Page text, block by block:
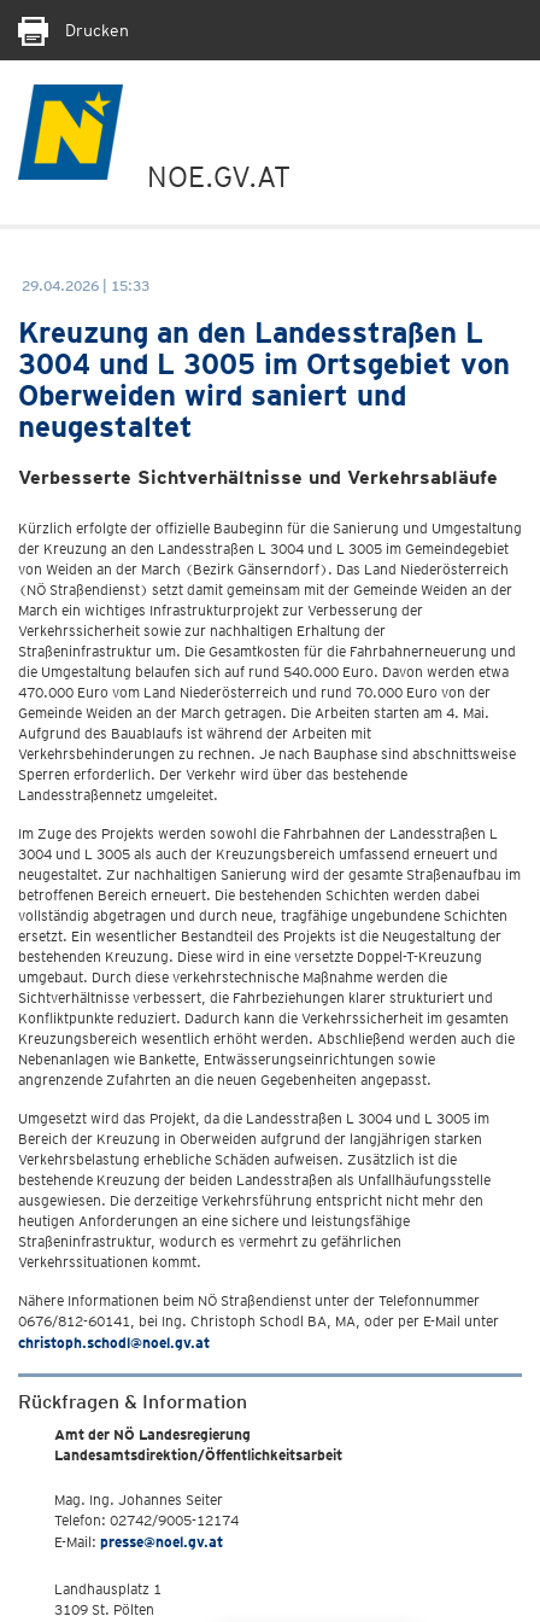
Drucken
NOE.GV.AT
29.04.2026 | 15:33
Kreuzung an den Landesstraßen L
3004 und L 3005 im Ortsgebiet von
Oberweiden wird saniert und
neugestaltet
Verbesserte Sichtverhältnisse und Verkehrsabläufe
Kürzlich erfolgte der offizielle Baubeginn für die Sanierung und Umgestaltung
der Kreuzung an den Landesstraßen L 3004 und L 3005 im Gemeindegebiet
von Weiden an der March (Bezirk Gänserndorf). Das Land Niederösterreich
(NÖ Straßendienst) setzt damit gemeinsam mit der Gemeinde Weiden an der
March ein wichtiges Infrastrukturprojekt zur Verbesserung der
Verkehrssicherheit sowie zur nachhaltigen Erhaltung der
Straßeninfrastruktur um. Die Gesamtkosten für die Fahrbahnerneuerung und
die Umgestaltung belaufen sich auf rund 540.000 Euro. Davon werden etwa
470.000 Euro vom Land Niederösterreich und rund 70.000 Euro von der
Gemeinde Weiden an der March getragen. Die Arbeiten starten am 4. Mai.
Aufgrund des Bauablaufs ist während der Arbeiten mit
Verkehrsbehinderungen zu rechnen. Je nach Bauphase sind abschnittsweise
Sperren erforderlich. Der Verkehr wird über das bestehende
Landesstraßennetz umgeleitet.
Im Zuge des Projekts werden sowohl die Fahrbahnen der Landesstraßen L
3004 und L 3005 als auch der Kreuzungsbereich umfassend erneuert und
neugestaltet. Zur nachhaltigen Sanierung wird der gesamte Straßenaufbau im
betroffenen Bereich erneuert. Die bestehenden Schichten werden dabei
vollständig abgetragen und durch neue, tragfähige ungebundene Schichten
ersetzt. Ein wesentlicher Bestandteil des Projekts ist die Neugestaltung der
bestehenden Kreuzung. Diese wird in eine versetzte Doppel-T-Kreuzung
umgebaut. Durch diese verkehrstechnische Maßnahme werden die
Sichtverhältnisse verbessert, die Fahrbeziehungen klarer strukturiert und
Konfliktpunkte reduziert. Dadurch kann die Verkehrssicherheit im gesamten
Kreuzungsbereich wesentlich erhöht werden. Abschließend werden auch die
Nebenanlagen wie Bankette, Entwässerungseinrichtungen sowie
angrenzende Zufahrten an die neuen Gegebenheiten angepasst.
Umgesetzt wird das Projekt, da die Landesstraßen L 3004 und L 3005 im
Bereich der Kreuzung in Oberweiden aufgrund der langjährigen starken
Verkehrsbelastung erhebliche Schäden aufweisen. Zusätzlich ist die
bestehende Kreuzung der beiden Landesstraßen als Unfallhäufungsstelle
ausgewiesen. Die derzeitige Verkehrsführung entspricht nicht mehr den
heutigen Anforderungen an eine sichere und leistungsfähige
Straßeninfrastruktur, wodurch es vermehrt zu gefährlichen
Verkehrssituationen kommt.
Nähere Informationen beim NÖ Straßendienst unter der Telefonnummer
0676/812-60141, bei Ing. Christoph Schodl BA, MA, oder per E-Mail unter
christoph.schodl@noel.gv.at
Rückfragen & Information
Amt der NÖ Landesregierung
Landesamtsdirektion/Öffentlichkeitsarbeit
Mag. Ing. Johannes Seiter
Telefon: 02742/9005-12174
E-Mail: presse@noel.gv.at
Landhausplatz 1
3109 St. Pölten